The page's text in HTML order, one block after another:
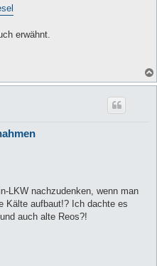
erwähnt.
LKW nachzudenken, wenn man
Kälte aufbaut!? Ich dachte es
auch alte Reos?!